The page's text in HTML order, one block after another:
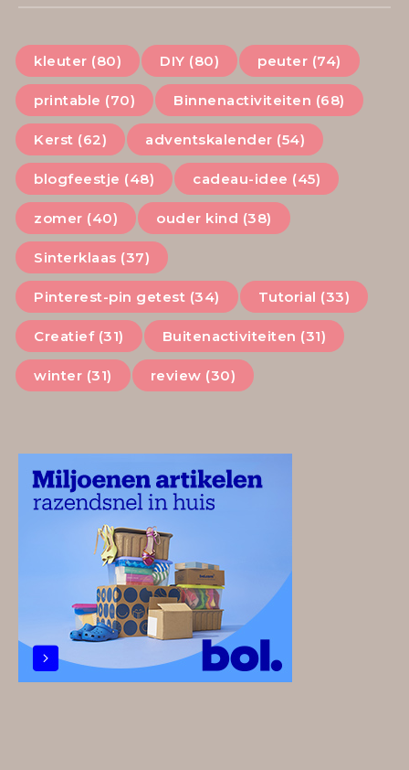
kleuter (80) DIY (80) peuter (74)
printable (70) Binnenactiviteiten (68)
Kerst (62) adventskalender (54)
blogfeestje (48) cadeau-idee (45)
zomer (40) ouder kind (38)
Sinterklaas (37)
Pinterest-pin getest (34) Tutorial (33)
Creatief (31) Buitenactiviteiten (31)
winter (31) review (30)